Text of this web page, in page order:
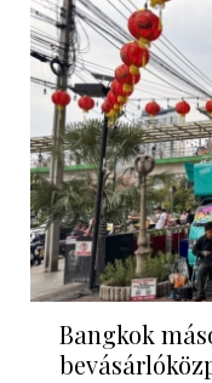
Bangkok